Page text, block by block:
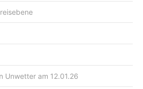
Unwetter am 12.01.26